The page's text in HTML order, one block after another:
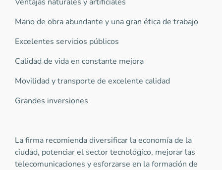
Mano de obra abundante y una gran ética de trabajo
Excelentes servicios públicos
Calidad de vida en constante mejora
Movilidad y transporte de excelente calidad
Grandes inversiones
La firma recomienda diversificar la economía de la
ciudad, potenciar el sector tecnológico, mejorar las
telecomunicaciones y esforzarse en la formación de